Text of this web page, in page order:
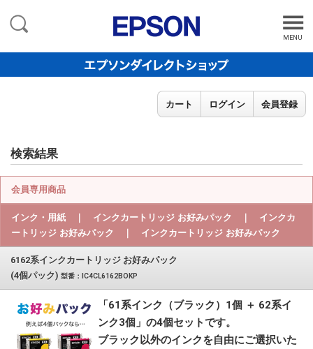
MENU
カート ログイン 会員登録
検索結果
会員専用商品
インク・用紙 ｜ インクカートリッジ お好みパック ｜ インクカ
ートリッジ お好みパック ｜ インクカートリッジ お好みパック
6162系インクカートリッジ お好みパック
(4個パック) 型番：IC4CL6162BOKP
「61系インク（ブラック）1個 ＋ 62系イ
ンク3個」の4個セットです。
ブラック以外のインクを自由にご選択いた